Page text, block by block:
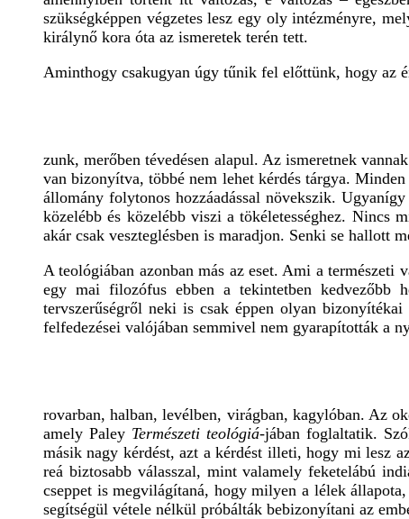
szükségképpen végzetes lesz egy oly intézményre,
királynő kora óta az ismeretek terén tett.
Aminthogy csakugyan úgy tűnik fel előttünk, hogy az
zunk, merőben tévedésen alapul. Az ismeretnek
van bizonyítva, többé nem lehet kérdés tárgya.
állomány folytonos hozzáadással növekszik.
közelébb és közelébb viszi a tökéletességhez. Nincs
akár csak veszteglésben is maradjon. Senki se hallott
A teológiában azonban más az eset. Ami a
egy mai filozófus ebben a tekintetben kedvezőbb
tervszerűségről neki is csak éppen olyan
felfedezései valójában semmivel nem gyarapították a
rovarban, halban, levélben, virágban, kagylóban. Az
amely Paley Természeti teológiá-jában foglaltatik.
másik nagy kérdést, azt a kérdést illeti, hogy mi lesz
reá biztosabb válasszal, mint valamely feketelábú
cseppet is megvilágítaná, hogy milyen a lélek
segítségül vétele nélkül próbálták bebizonyítani az